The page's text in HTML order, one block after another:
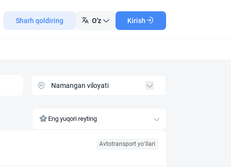
Sharh qoldiring O'z Kirish
Eng yuqori reyting
Avtotransport yo‘llari